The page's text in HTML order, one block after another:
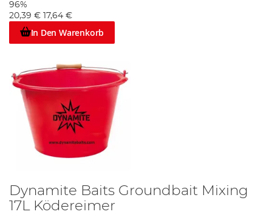
96%
20,39 €
17,64 €
In Den Warenkorb
Dynamite Baits Groundbait Mixing
17L Ködereimer